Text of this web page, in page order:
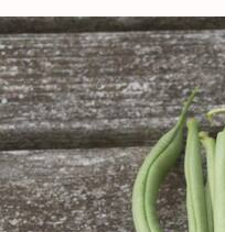
घर पर आसानी
लेखन अंजली Jul 07, 2026
क्या है खबर?
फ्रेंच बीन्स एक पौष्टिक
इस लेख में हम आपको